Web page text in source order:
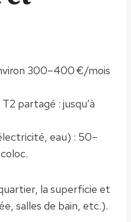
300–400 €/mois
partagé : jusqu’à
eau) : 50–
la superficie et
salles de bain, etc.).